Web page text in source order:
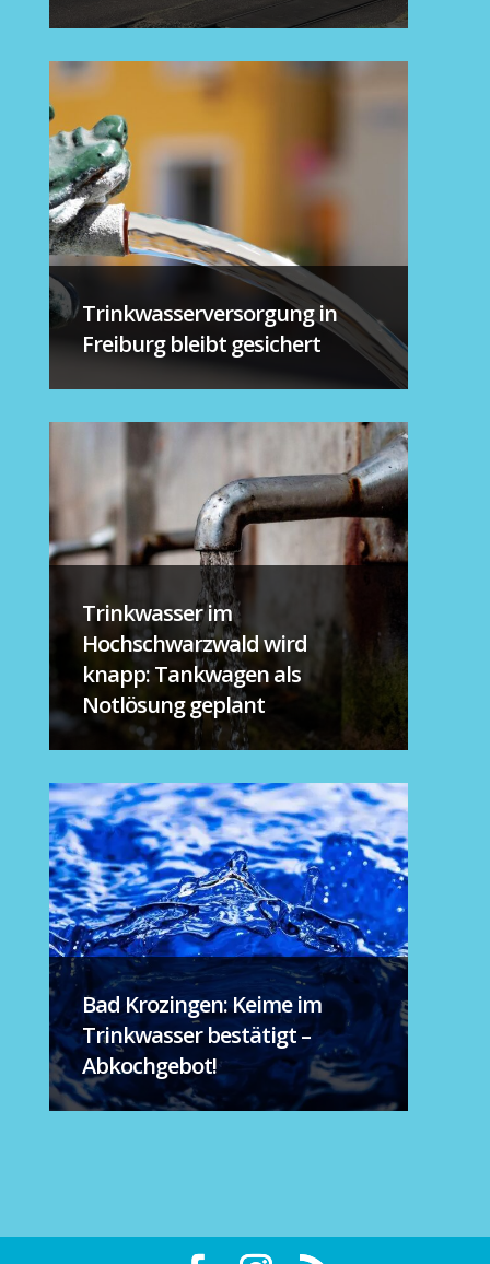
Trinkwasserversorgung in
Freiburg bleibt gesichert
Trinkwasser im
Hochschwarzwald wird
knapp: Tankwagen als
Notlösung geplant
Bad Krozingen: Keime im
Trinkwasser bestätigt –
Abkochgebot!